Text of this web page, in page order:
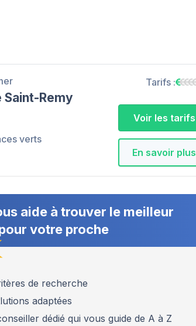
Saint-Remy
verts
Tarifs :
En savoir plus
Voir les tarifs
aide à trouver le meilleur
votre proche
de recherche
adaptées
dédié qui vous guide de A à Z